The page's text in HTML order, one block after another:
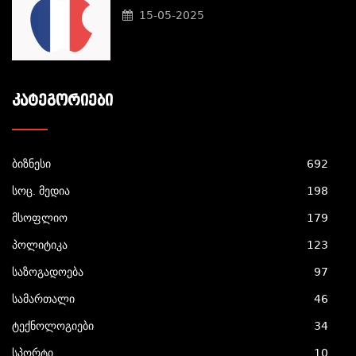
15-05-2025
ᲙᲐᲢᲔᲒᲝᲠᲘᲔᲑᲘ
ბიზნესი 692
სოც. მედია 198
მსოფლიო 179
პოლიტიკა 123
საზოგადოება 97
სამართალი 46
ტექნოლოგიები 34
სპორტი 10